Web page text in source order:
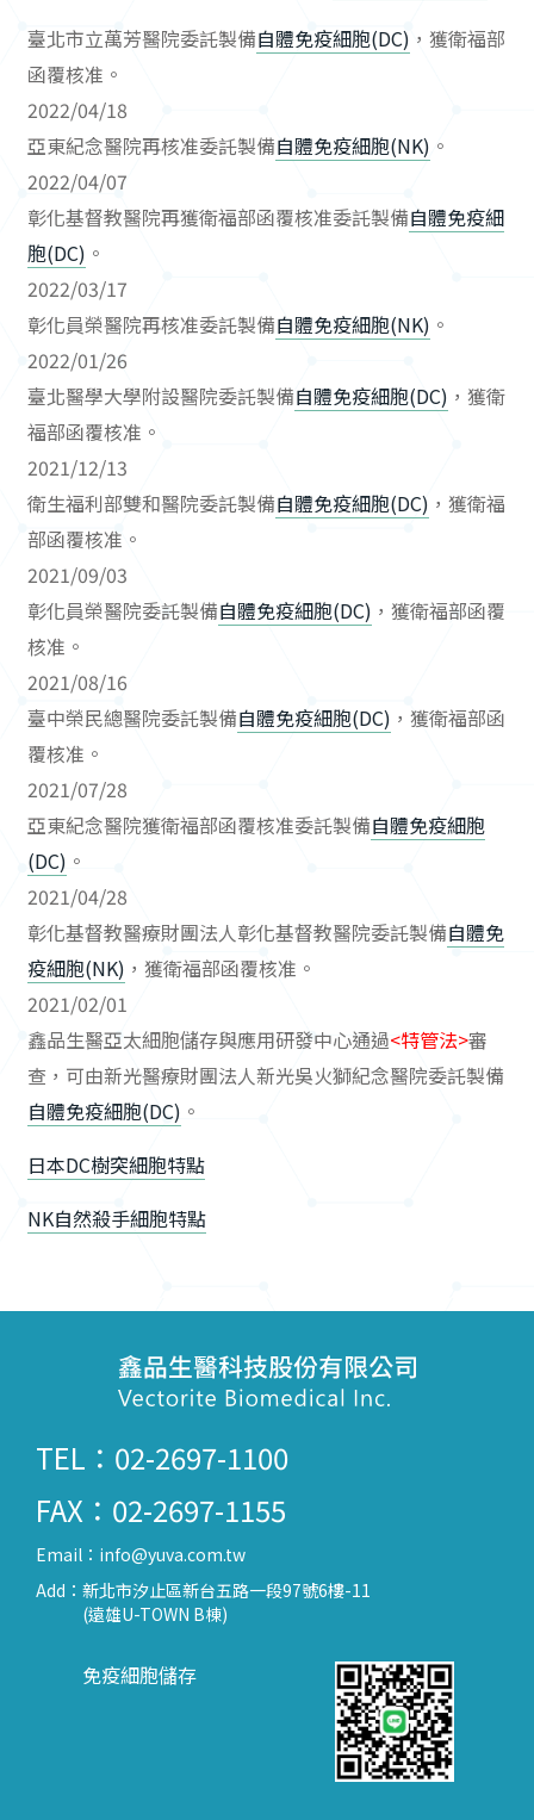
臺北市立萬芳醫院委託製備自體免疫細胞(DC) ，獲衛福部
函覆核准。
2022/04/18
亞東紀念醫院再核准委託製備自體免疫細胞(NK) 。
2022/04/07
彰化基督教醫院再獲衛福部函覆核准委託製備自體免疫細
胞(DC) 。
2022/03/17
彰化員榮醫院再核准委託製備自體免疫細胞(NK) 。
2022/01/26
臺北醫學大學附設醫院委託製備自體免疫細胞(DC) ，獲衛
福部函覆核准。
2021/12/13
衛生福利部雙和醫院委託製備自體免疫細胞(DC) ，獲衛福
部函覆核准。
2021/09/03
彰化員榮醫院委託製備自體免疫細胞(DC) ，獲衛福部函覆
核准。
2021/08/16
臺中榮民總醫院委託製備自體免疫細胞(DC) ，獲衛福部函
覆核准。
2021/07/28
亞東紀念醫院獲衛福部函覆核准委託製備自體免疫細胞
(DC) 。
2021/04/28
彰化基督教醫療財團法人彰化基督教醫院委託製備自體免
疫細胞(NK) ，獲衛福部函覆核准。
2021/02/01
鑫品生醫亞太細胞儲存與應用研發中心通過<特管法>審
查，可由新光醫療財團法人新光吳火獅紀念醫院委託製備
自體免疫細胞(DC) 。
日本DC樹突細胞特點
NK自然殺手細胞特點
TEL：02-2697-1100
FAX：02-2697-1155
Email： info@yuva.com.tw
Add： 新北市汐止區新台五路一段97號6樓-11
(遠雄U-TOWN B棟)
免疫細胞儲存